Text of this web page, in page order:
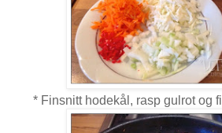
* Finsnitt hodekål, rasp gulrot og